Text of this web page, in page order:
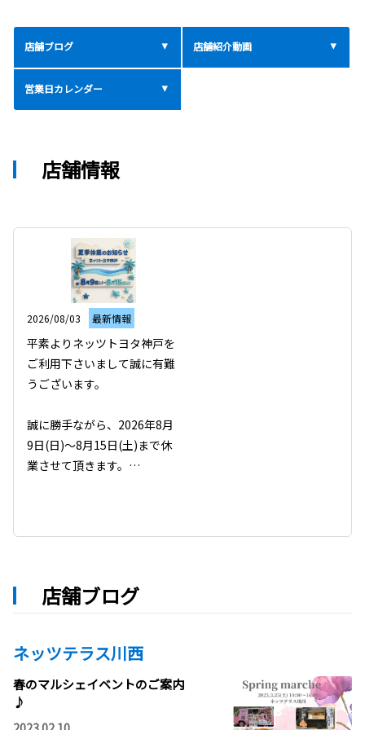
店舗ブログ 店舗紹介動画
営業日カレンダー
店舗情報
2026/08/03 最新情報
平素よりネッツトヨタ神戸を
ご利用下さいまして誠に有難
うございます。
誠に勝手ながら、2026年8月
9日(日)～8月15日(土)まで休
業させて頂きます。
店舗ブログ
ネッツテラス川西
春のマルシェイベントのご案内
♪